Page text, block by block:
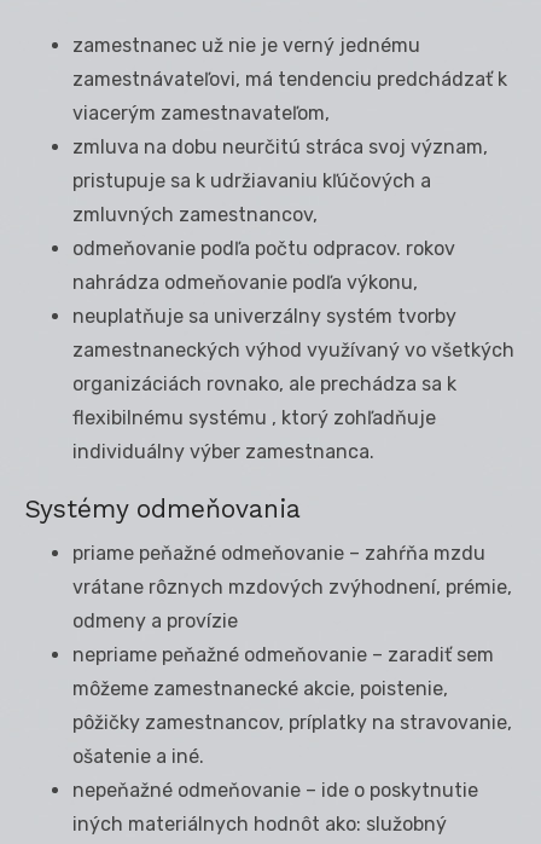
zamestnanec už nie je verný jednému
zamestnávateľovi, má tendenciu predchádzať k
viacerým zamestnavateľom,
zmluva na dobu neurčitú stráca svoj význam,
pristupuje sa k udržiavaniu kľúčových a
zmluvných zamestnancov,
odmeňovanie podľa počtu odpracov. rokov
nahrádza odmeňovanie podľa výkonu,
neuplatňuje sa univerzálny systém tvorby
zamestnaneckých výhod využívaný vo všetkých
organizáciách rovnako, ale prechádza sa k
flexibilnému systému , ktorý zohľadňuje
individuálny výber zamestnanca.
Systémy odmeňovania
priame peňažné odmeňovanie – zahŕňa mzdu
vrátane rôznych mzdových zvýhodnení, prémie,
odmeny a provízie
nepriame peňažné odmeňovanie – zaradiť sem
môžeme zamestnanecké akcie, poistenie,
pôžičky zamestnancov, príplatky na stravovanie,
ošatenie a iné.
nepeňažné odmeňovanie – ide o poskytnutie
iných materiálnych hodnôt ako: služobný